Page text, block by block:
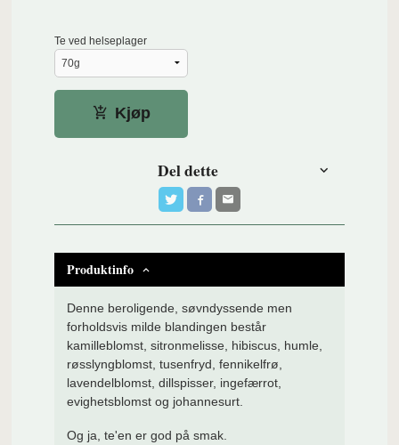
Te ved helseplager
Kjøp
Del dette
Produktinfo
Denne beroligende, søvndyssende men
forholdsvis milde blandingen består
kamilleblomst, sitronmelisse, hibiscus, humle,
røsslyngblomst, tusenfryd, fennikelfrø,
lavendelblomst, dillspisser, ingefærrot,
evighetsblomst og johannesurt.
Og ja, te'en er god på smak.